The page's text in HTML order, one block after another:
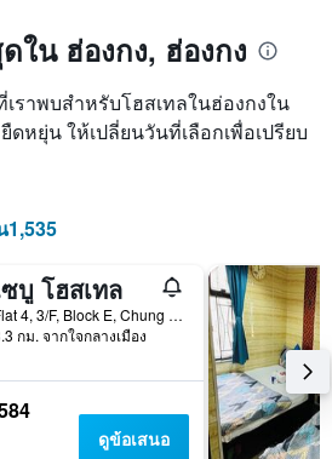
ใน ฮ่องกง, ฮ่องกง
ราพบสำหรับโฮสเทลในฮ่องกงใน
ยุ่น ให้เปลี่ยนวันที่เลือกเพื่อเปรียบ
1,535
ซบู โฮสเทล
Flat 4, 3/F, Block E, Chung King Mansion, ฮ่องกง, ฮ่องกง
กม. จากใจกลางเมือง
ดูข้อเสนอ